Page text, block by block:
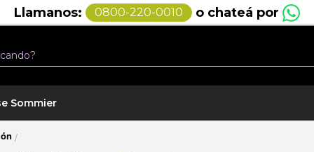
Llamanos: 0800-220-0010 o chateá por
Sommier
/